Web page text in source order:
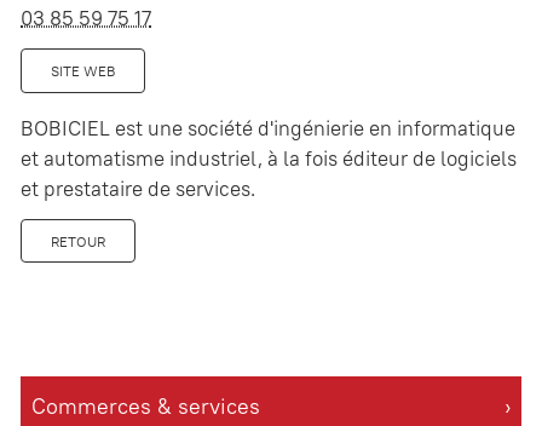
Commerces & services
03 85 59 75 17
SITE WEB
BOBICIEL est une société d'ingénierie en informatique
et automatisme industriel, à la fois éditeur de logiciels
et prestataire de services.
RETOUR